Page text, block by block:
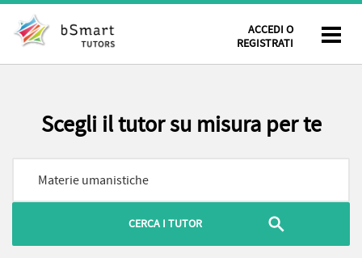
ACCEDI O
REGISTRATI
Scegli il tutor su misura per te